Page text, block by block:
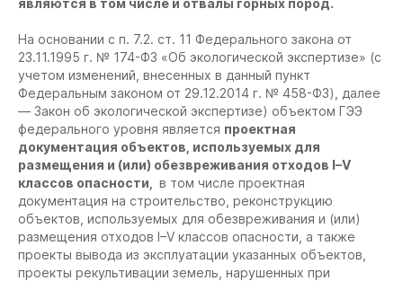
являются в том числе и отвалы горных пород.
На основании с п. 7.2. ст. 11 Федерального закона от
23.11.1995 г. № 174-ФЗ «Об экологической экспертизе» (с
учетом изменений, внесенных в данный пункт
Федеральным законом от 29.12.2014 г. № 458-ФЗ), далее
— Закон об экологической экспертизе) объектом ГЭЭ
федерального уровня является проектная
документация объектов, используемых для
размещения и (или) обезвреживания отходов I–V
классов опасности,
в том числе проектная
документация на строительство, реконструкцию
объектов, используемых для обезвреживания и (или)
размещения отходов I–V классов опасности, а также
проекты вывода из эксплуатации указанных объектов,
проекты рекультивации земель, нарушенных при